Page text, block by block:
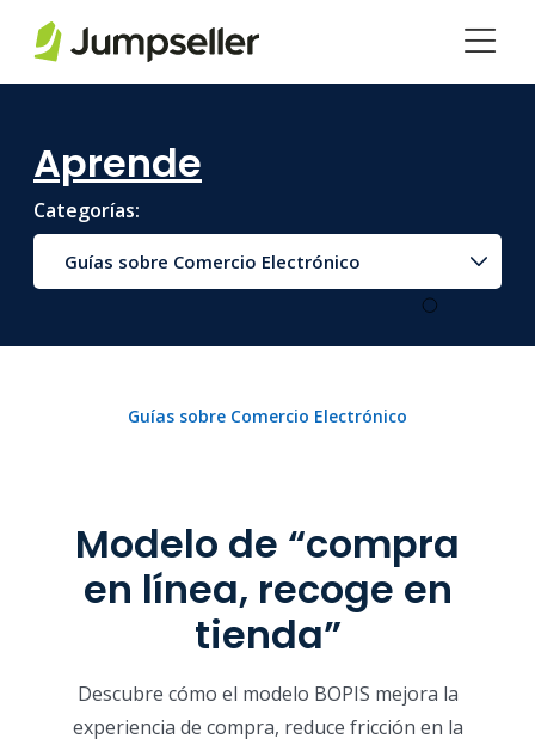
Aprende
Categorías:
Guías sobre Comercio Electrónico
Guías sobre Comercio Electrónico
Modelo de “compra
en línea, recoge en
tienda”
Descubre cómo el modelo BOPIS mejora la
experiencia de compra, reduce fricción en la